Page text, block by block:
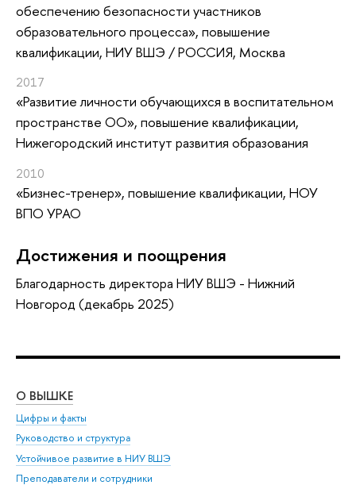
обеспечению безопасности участников
образовательного процесса», повышение
квалификации, НИУ ВШЭ / РОССИЯ, Москва
2017
«Развитие личности обучающихся в воспитательном
пространстве ОО», повышение квалификации,
Нижегородский институт развития образования
2010
«Бизнес-тренер», повышение квалификации, НОУ
ВПО УРАО
Достижения и поощрения
Благодарность директора НИУ ВШЭ - Нижний
Новгород (декабрь 2025)
О ВЫШКЕ
Цифры и факты
Руководство и структура
Устойчивое развитие в НИУ ВШЭ
Преподаватели и сотрудники